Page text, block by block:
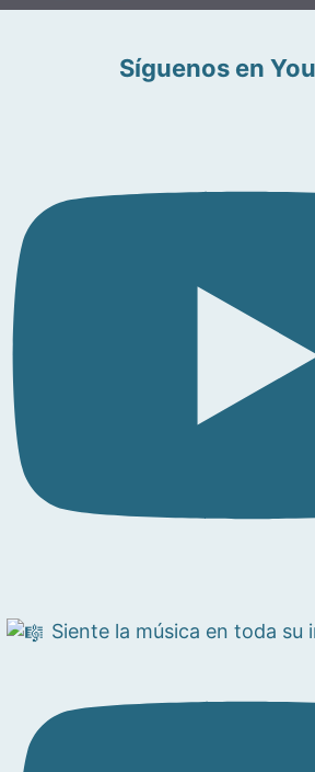
Síguenos en
Siente la música en toda su